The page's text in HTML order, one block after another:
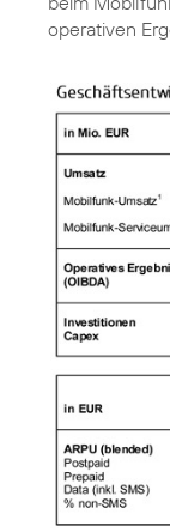
operativen